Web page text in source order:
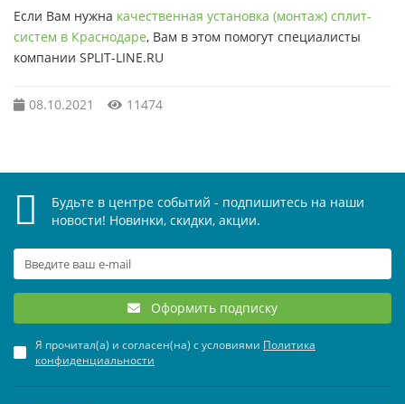
Если Вам нужна качественная установка (монтаж) сплит-
систем в Краснодаре, Вам в этом помогут специалисты
компании SPLIT-LINE.RU
08.10.2021 11474
Будьте в центре событий - подпишитесь на наши
новости! Новинки, скидки, акции.
Оформить подписку
Я прочитал(а) и согласен(на) с условиями Политика
конфиденциальности